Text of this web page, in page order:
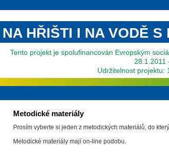
NA HŘIŠTI I NA VODĚ
Tento projekt je spolufinancován Evropským
28.1.2011
Udržitelnost projektu:
Metodické materiály
Prosím vyberte si jeden z metodických materiálů, do
Metodické materiály mají on-line podobu.